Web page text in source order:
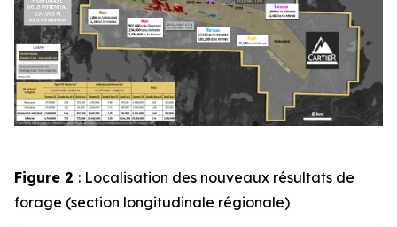
Figure 2 : Localisation des nouveaux résultats de
forage (section longitudinale régionale)